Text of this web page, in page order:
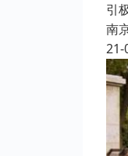
引
南
21-